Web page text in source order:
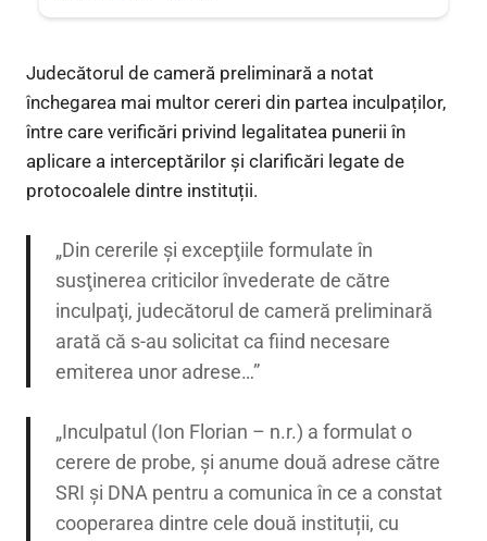
Judecătorul de cameră preliminară a notat
închegarea mai multor cereri din partea inculpaților,
între care verificări privind legalitatea punerii în
aplicare a interceptărilor și clarificări legate de
protocoalele dintre instituții.
„Din cererile şi excepţiile formulate în
susţinerea criticilor învederate de către
inculpaţi, judecătorul de cameră preliminară
arată că s-au solicitat ca fiind necesare
emiterea unor adrese…”
„Inculpatul (Ion Florian – n.r.) a formulat o
cerere de probe, şi anume două adrese către
SRI şi DNA pentru a comunica în ce a constat
cooperarea dintre cele două instituții, cu